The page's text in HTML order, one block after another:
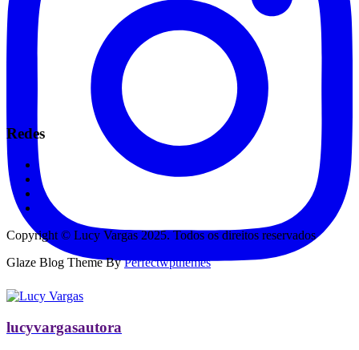
lucyvargasautora
Redes
Copyright © Lucy Vargas 2025. Todos os direitos reservados
Glaze Blog Theme ByPerfectwpthemes